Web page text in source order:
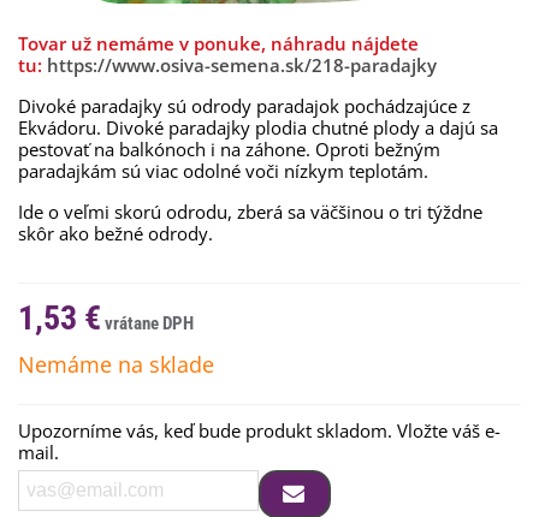
Tovar už nemáme v ponuke, náhradu nájdete
tu: https://www.osiva-semena.sk/218-paradajky
Divoké paradajky sú odrody paradajok pochádzajúce z
Ekvádoru. Divoké paradajky plodia chutné plody a dajú sa
pestovať na balkónoch i na záhone. Oproti bežným
paradajkám sú viac odolné voči nízkym teplotám.
Ide o veľmi skorú odrodu, zberá sa väčšinou o tri týždne
skôr ako bežné odrody.
1,53 €
Nemáme na sklade
Upozorníme vás, keď bude produkt skladom. Vložte váš e-
mail.